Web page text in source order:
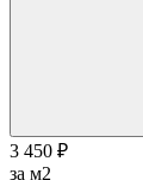
3 450 ₽
за м2